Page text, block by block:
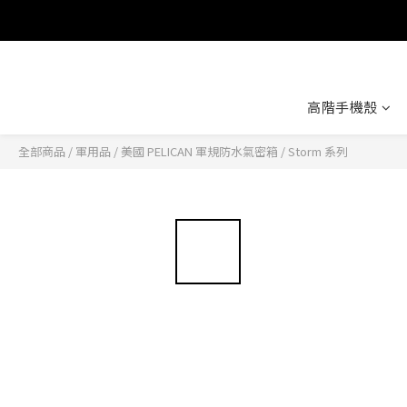
高階手機殼
全部商品 / 軍用品 / 美國 PELICAN 軍規防水氣密箱 /Storm 系列